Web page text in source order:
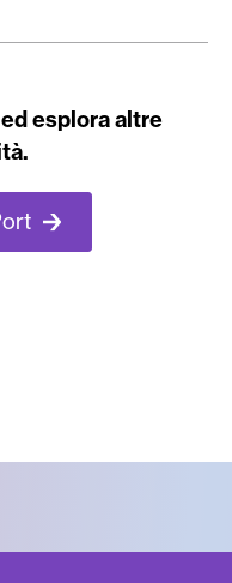
esplora altre